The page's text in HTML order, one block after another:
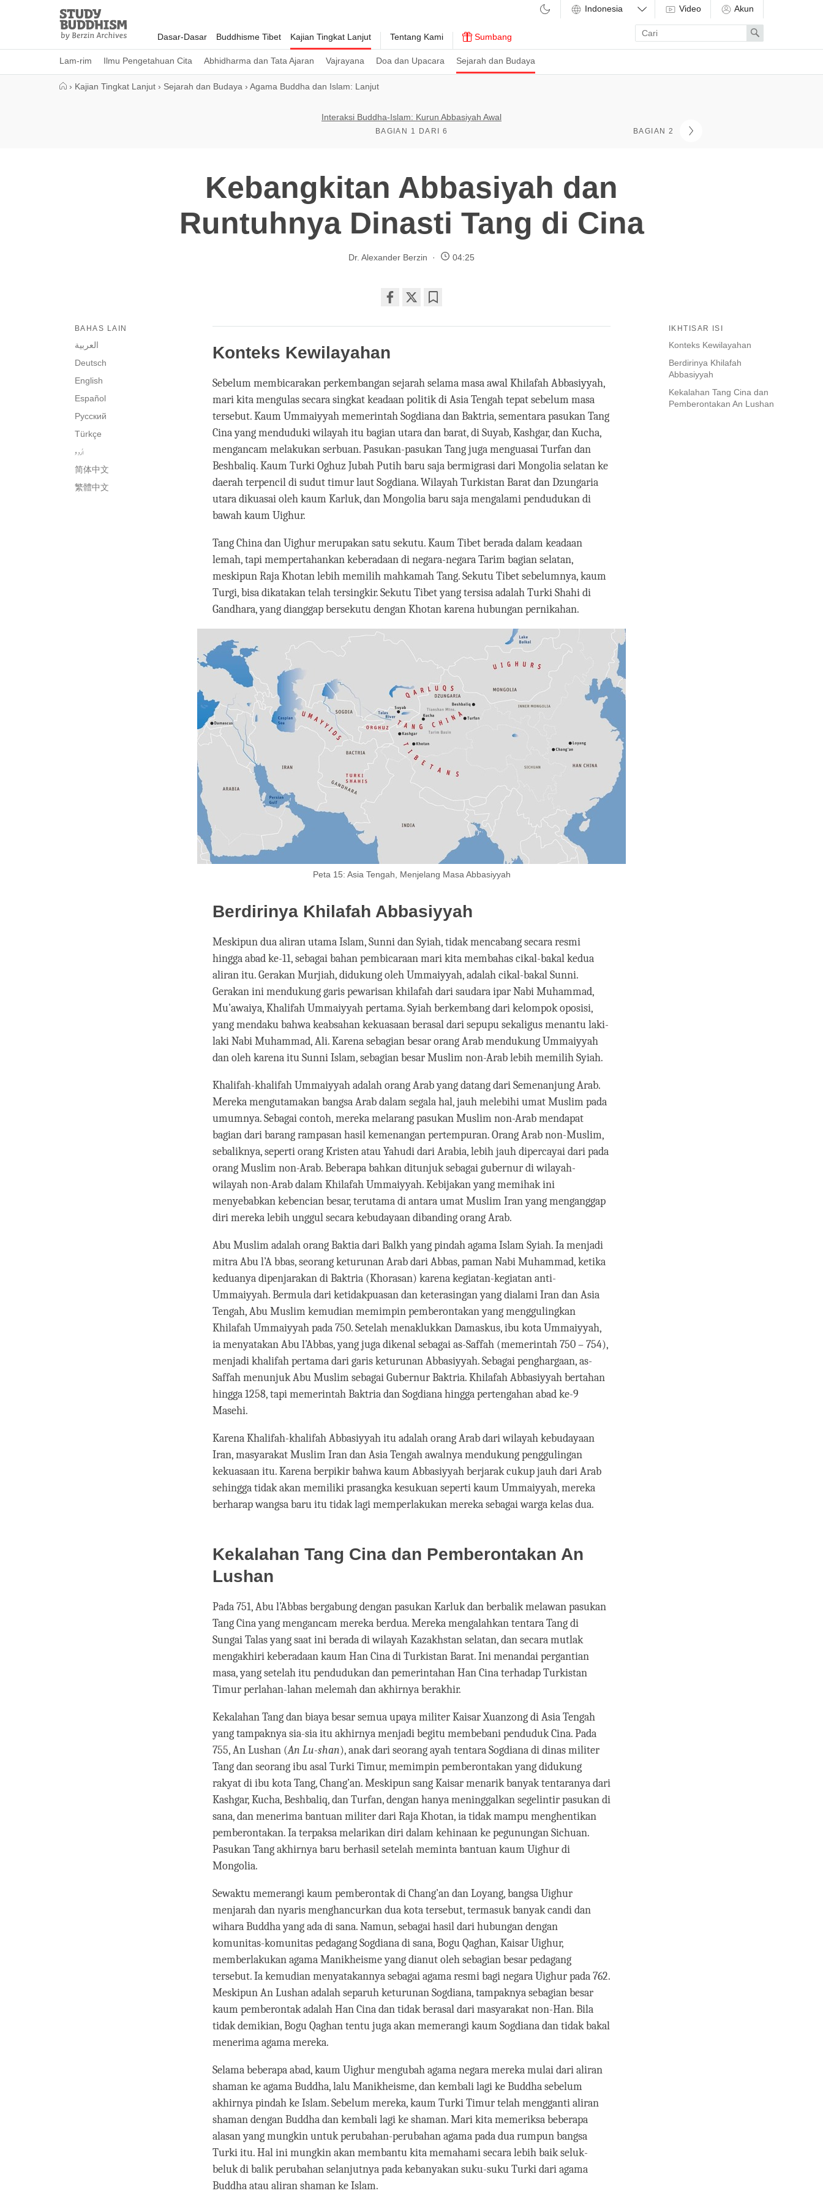
Study
Buddhism
Home
Dasar-Dasar Buddhisme Tibet Kajian Tingkat Lanjut
Lam-rim Ilmu Pengetahuan Cita Abhidharma dan Tata Ajaran Vajrayana Doa dan Upacara Sejarah dan Budaya
Tentang Kami Sumbang
Video Akun
Enter
search
term
Search
› Kajian Tingkat Lanjut › Sejarah dan Budaya › Agama Buddha dan Islam: Lanjut
Interaksi Buddha-Islam: Kurun Abbasiyah Awal
BAGIAN 1 DARI 6 BAGIAN 2
Kebangkitan Abbasiyah dan
Runtuhnya Dinasti Tang di Cina
Dr. Alexander Berzin 04:25
on
facebook
IKHTISAR ISI
Konteks Kewilayahan
Berdirinya Khilafah
Abbasiyyah
Kekalahan Tang Cina dan
Pemberontakan An Lushan
BAHAS LAIN
العربية
Deutsch
English
Español
Русский
Türkçe
اُردو
简体中文
繁體中文
Konteks Kewilayahan
Sebelum membicarakan perkembangan sejarah selama masa awal Khilafah Abbasiyyah,
mari kita mengulas secara singkat keadaan politik di Asia Tengah tepat sebelum masa
tersebut. Kaum Ummaiyyah memerintah Sogdiana dan Baktria, sementara pasukan Tang
Cina yang menduduki wilayah itu bagian utara dan barat, di Suyab, Kashgar, dan Kucha,
mengancam melakukan serbuan. Pasukan-pasukan Tang juga menguasai Turfan dan
Beshbaliq. Kaum Turki Oghuz Jubah Putih baru saja bermigrasi dari Mongolia selatan ke
daerah terpencil di sudut timur laut Sogdiana. Wilayah Turkistan Barat dan Dzungaria
utara dikuasai oleh kaum Karluk, dan Mongolia baru saja mengalami pendudukan di
bawah kaum Uighur.
Tang China dan Uighur merupakan satu sekutu. Kaum Tibet berada dalam keadaan
lemah, tapi mempertahankan keberadaan di negara-negara Tarim bagian selatan,
meskipun Raja Khotan lebih memilih mahkamah Tang. Sekutu Tibet sebelumnya, kaum
Turgi, bisa dikatakan telah tersingkir. Sekutu Tibet yang tersisa adalah Turki Shahi di
Gandhara, yang dianggap bersekutu dengan Khotan karena hubungan pernikahan.
Peta 15: Asia Tengah, Menjelang Masa Abbasiyyah
Berdirinya Khilafah Abbasiyyah
Meskipun dua aliran utama Islam, Sunni dan Syiah, tidak mencabang secara resmi
hingga abad ke-11, sebagai bahan pembicaraan mari kita membahas cikal-bakal kedua
aliran itu. Gerakan Murjiah, didukung oleh Ummaiyyah, adalah cikal-bakal Sunni.
Gerakan ini mendukung garis pewarisan khilafah dari saudara ipar Nabi Muhammad,
Mu’awaiya, Khalifah Ummaiyyah pertama. Syiah berkembang dari kelompok oposisi,
yang mendaku bahwa keabsahan kekuasaan berasal dari sepupu sekaligus menantu laki-
laki Nabi Muhammad, Ali. Karena sebagian besar orang Arab mendukung Ummaiyyah
dan oleh karena itu Sunni Islam, sebagian besar Muslim non-Arab lebih memilih Syiah.
Khalifah-khalifah Ummaiyyah adalah orang Arab yang datang dari Semenanjung Arab.
Mereka mengutamakan bangsa Arab dalam segala hal, jauh melebihi umat Muslim pada
umumnya. Sebagai contoh, mereka melarang pasukan Muslim non-Arab mendapat
bagian dari barang rampasan hasil kemenangan pertempuran. Orang Arab non-Muslim,
sebaliknya, seperti orang Kristen atau Yahudi dari Arabia, lebih jauh dipercayai dari pada
orang Muslim non-Arab. Beberapa bahkan ditunjuk sebagai gubernur di wilayah-
wilayah non-Arab dalam Khilafah Ummaiyyah. Kebijakan yang memihak ini
menyebabkan kebencian besar, terutama di antara umat Muslim Iran yang menganggap
diri mereka lebih unggul secara kebudayaan dibanding orang Arab.
Abu Muslim adalah orang Baktia dari Balkh yang pindah agama Islam Syiah. Ia menjadi
mitra Abu l’A bbas, seorang keturunan Arab dari Abbas, paman Nabi Muhammad, ketika
keduanya dipenjarakan di Baktria (Khorasan) karena kegiatan-kegiatan anti-
Ummaiyyah. Bermula dari ketidakpuasan dan keterasingan yang dialami Iran dan Asia
Tengah, Abu Muslim kemudian memimpin pemberontakan yang menggulingkan
Khilafah Ummaiyyah pada 750. Setelah menaklukkan Damaskus, ibu kota Ummaiyyah,
ia menyatakan Abu l’Abbas, yang juga dikenal sebagai as-Saffah (memerintah 750 – 754),
menjadi khalifah pertama dari garis keturunan Abbasiyyah. Sebagai penghargaan, as-
Saffah menunjuk Abu Muslim sebagai Gubernur Baktria. Khilafah Abbasiyyah bertahan
hingga 1258, tapi memerintah Baktria dan Sogdiana hingga pertengahan abad ke-9
Masehi.
Karena Khalifah-khalifah Abbasiyyah itu adalah orang Arab dari wilayah kebudayaan
Iran, masyarakat Muslim Iran dan Asia Tengah awalnya mendukung penggulingan
kekuasaan itu. Karena berpikir bahwa kaum Abbasiyyah berjarak cukup jauh dari Arab
sehingga tidak akan memiliki prasangka kesukuan seperti kaum Ummaiyyah, mereka
berharap wangsa baru itu tidak lagi memperlakukan mereka sebagai warga kelas dua.
Kekalahan Tang Cina dan Pemberontakan An
Lushan
Pada 751, Abu l’Abbas bergabung dengan pasukan Karluk dan berbalik melawan pasukan
Tang Cina yang mengancam mereka berdua. Mereka mengalahkan tentara Tang di
Sungai Talas yang saat ini berada di wilayah Kazakhstan selatan, dan secara mutlak
mengakhiri keberadaan kaum Han Cina di Turkistan Barat. Ini menandai pergantian
masa, yang setelah itu pendudukan dan pemerintahan Han Cina terhadap Turkistan
Timur perlahan-lahan melemah dan akhirnya berakhir.
Kekalahan Tang dan biaya besar semua upaya militer Kaisar Xuanzong di Asia Tengah
yang tampaknya sia-sia itu akhirnya menjadi begitu membebani penduduk Cina. Pada
755, An Lushan (An Lu-shan), anak dari seorang ayah tentara Sogdiana di dinas militer
Tang dan seorang ibu asal Turki Timur, memimpin pemberontakan yang didukung
rakyat di ibu kota Tang, Chang’an. Meskipun sang Kaisar menarik banyak tentaranya dari
Kashgar, Kucha, Beshbaliq, dan Turfan, dengan hanya meninggalkan segelintir pasukan di
sana, dan menerima bantuan militer dari Raja Khotan, ia tidak mampu menghentikan
pemberontakan. Ia terpaksa melarikan diri dalam kehinaan ke pegunungan Sichuan.
Pasukan Tang akhirnya baru berhasil setelah meminta bantuan kaum Uighur di
Mongolia.
Sewaktu memerangi kaum pemberontak di Chang’an dan Loyang, bangsa Uighur
menjarah dan nyaris menghancurkan dua kota tersebut, termasuk banyak candi dan
wihara Buddha yang ada di sana. Namun, sebagai hasil dari hubungan dengan
komunitas-komunitas pedagang Sogdiana di sana, Bogu Qaghan, Kaisar Uighur,
memberlakukan agama Manikheisme yang dianut oleh sebagian besar pedagang
tersebut. Ia kemudian menyatakannya sebagai agama resmi bagi negara Uighur pada 762.
Meskipun An Lushan adalah separuh keturunan Sogdiana, tampaknya sebagian besar
kaum pemberontak adalah Han Cina dan tidak berasal dari masyarakat non-Han. Bila
tidak demikian, Bogu Qaghan tentu juga akan memerangi kaum Sogdiana dan tidak bakal
menerima agama mereka.
Selama beberapa abad, kaum Uighur mengubah agama negara mereka mulai dari aliran
shaman ke agama Buddha, lalu Manikheisme, dan kembali lagi ke Buddha sebelum
akhirnya pindah ke Islam. Sebelum mereka, kaum Turki Timur telah mengganti aliran
shaman dengan Buddha dan kembali lagi ke shaman. Mari kita memeriksa beberapa
alasan yang mungkin untuk perubahan-perubahan agama pada dua rumpun bangsa
Turki itu. Hal ini mungkin akan membantu kita memahami secara lebih baik seluk-
beluk di balik perubahan selanjutnya pada kebanyakan suku-suku Turki dari agama
Buddha atau aliran shaman ke Islam.